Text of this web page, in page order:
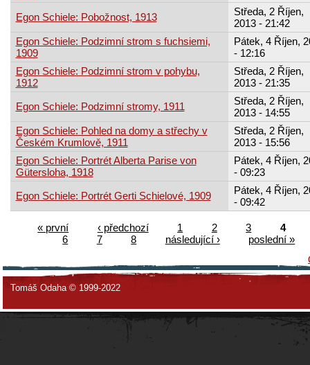
Egon Schiele: Pobožnost, 1913
Středa, 2 Říjen,
2013 - 21:42
Egon Schiele: Podzimní strom s fuchsiemi,
1909
Pátek, 4 Říjen,
- 12:16
Egon Schiele: Podzimní strom v pohybu,
1912
Středa, 2 Říjen,
2013 - 21:35
Egon Schiele: Podzimní stromy, 1911
Středa, 2 Říjen,
2013 - 14:55
Egon Schiele: Pohled na domy a střechy v
Českém Krumlově, 1911
Středa, 2 Říjen,
2013 - 15:56
Egon Schiele: Portrét Alberta Parise von
Gütersloha, 1918
Pátek, 4 Říjen,
- 09:23
Egon Schiele: Portrét Gerti Schielové, 1909
Pátek, 4 Říjen,
- 09:42
« první ‹ předchozí 1 2 3
4
6
7 8 následující ›
poslední »
Tomáš Odaha © 1999-2022